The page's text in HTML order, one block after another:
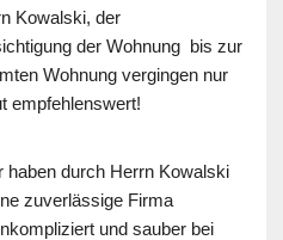
Kowalski, der
der Wohnung  bis zur
Wohnung vergingen nur
empfehlenswert!
haben durch Herrn Kowalski
zuverlässige Firma
und sauber bei